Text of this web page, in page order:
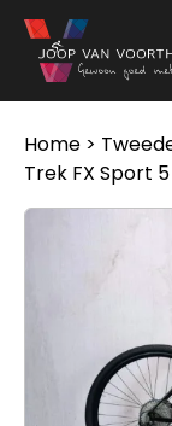
Ga naar de inhoud
Home >
Trek FX Sport